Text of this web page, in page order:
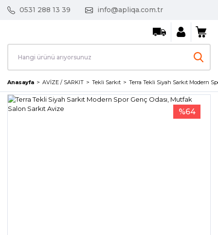
0531 288 13 39 info@apliqa.com.tr
Anasayfa AVİZE / SARKIT Tekli Sarkıt Terra Tekli Siyah Sarkıt Modern
%64